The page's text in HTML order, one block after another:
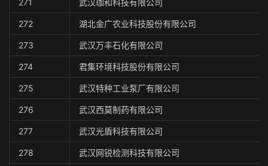
271 武汉珈和科技有限公司
272 湖北金广农业科技股份有限公司
273 武汉万丰石化有限公司
274 君集环境科技股份有限公司
275 武汉特种工业泵厂有限公司
276 武汉西莫制药有限公司
277 武汉光盾科技有限公司
278 武汉网锐检测科技有限公司